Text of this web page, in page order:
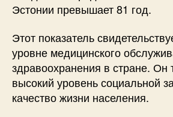
Эстонии превышает 81 год.
Этот показатель
уровне медицинского
здравоохранения в стране. Он
высокий уровень социальной
качество жизни населения.